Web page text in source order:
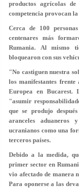
productos agrícolas
competencia provocan
Cerca de 100
centenares más
Rumania. Al mismo
bloquearon con sus
"No castiguen nuestra
los manifestantes
Europea en Bucarest.
"asumir
que se produjo
aranceles aduaneros
ucranianos como una
terceros países.
Debido a la medida,
primer sector en
vio afectado de manera
Para oponerse a las